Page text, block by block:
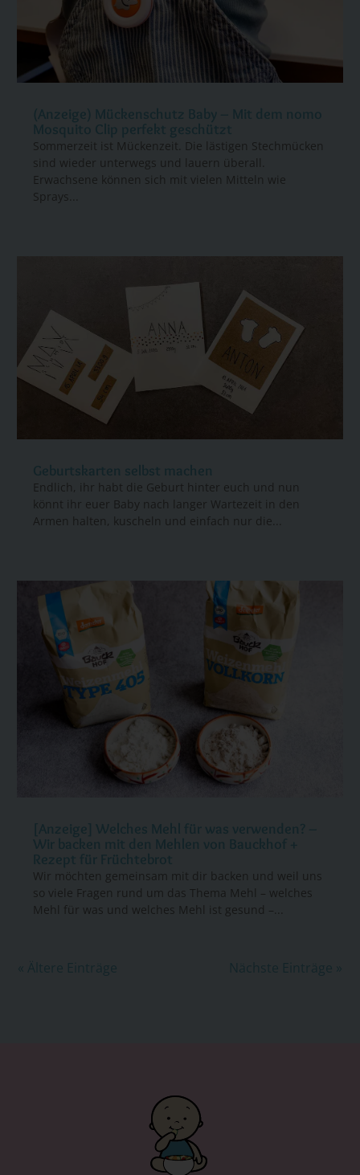
(Anzeige) Mückenschutz Baby – Mit dem nomo
Mosquito Clip perfekt geschützt
Sommerzeit ist Mückenzeit. Die lästigen Stechmücken
sind wieder unterwegs und lauern überall.
Erwachsene können sich mit vielen Mitteln wie
Sprays...
Geburtskarten selbst machen
Endlich, ihr habt die Geburt hinter euch und nun
könnt ihr euer Baby nach langer Wartezeit in den
Armen halten, kuscheln und einfach nur die...
[Anzeige] Welches Mehl für was verwenden? –
Wir backen mit den Mehlen von Bauckhof +
Rezept für Früchtebrot
Wir möchten gemeinsam mit dir backen und weil uns
so viele Fragen rund um das Thema Mehl – welches
Mehl für was und welches Mehl ist gesund –...
« Ältere Einträge Nächste Einträge »